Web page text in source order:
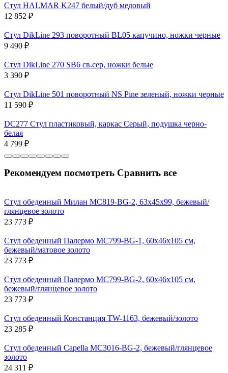
Стул HALMAR K247 белый/дуб медовый
12 852 ₽
Стул DikLine 293 поворотный BL05 капучино, ножки черные
9 490 ₽
Стул DikLine 270 SB6 св.сер, ножки белые
3 390 ₽
Стул DikLine 501 поворотный NS Pine зеленый, ножки черные
11 590 ₽
DC277 Стул пластиковый, каркас Серый, подушка черно-
белая
4 799 ₽
Рекомендуем посмотреть Сравнить все
Стул обеденный Милан MC819-BG-2, 63х45х99, бежевый/
глянцевое золото
23 773 ₽
Стул обеденный Палермо MC799-BG-1, 60х46х105 см,
бежевый/матовое золото
23 773 ₽
Стул обеденный Палермо MC799-BG-2, 60х46х105 см,
бежевый/глянцевое золото
23 773 ₽
Стул обеденный Констанция TW-1163, бежевый/золото
23 285 ₽
Стул обеденный Capella MC3016-BG-2, бежевый/глянцевое
золото
24 311 ₽